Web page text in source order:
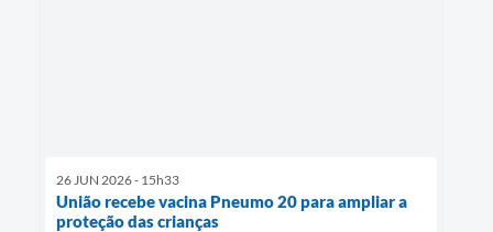
26 JUN 2026 - 15h33
União recebe vacina Pneumo 20 para ampliar a
proteção das crianças